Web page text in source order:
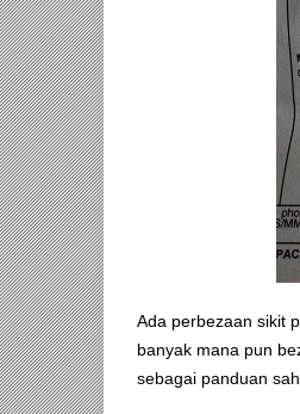
Ada perbezaan sikit
banyak mana pun
sebagai panduan